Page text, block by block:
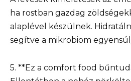
ha rostban gazdag
alaplével készülnek.
segítve a mikrobiom
5. **Ez a comfort food